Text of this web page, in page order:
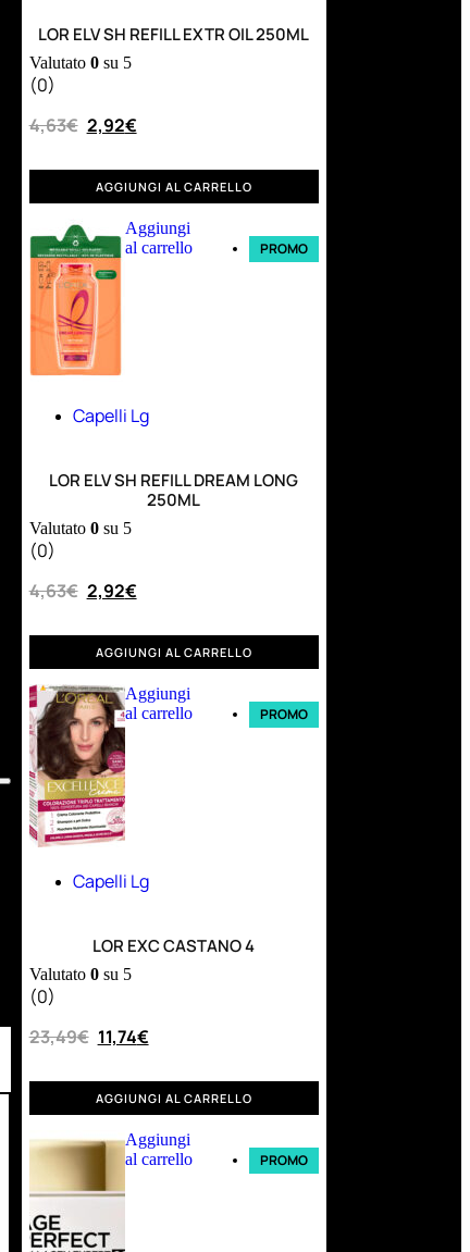
LOR ELV SH REFILL EXTR OIL 250ML
Valutato 0su 5
(0)
4,63€ 2,92€
AGGIUNGI AL CARRELLO
Aggiungi
al carrello
PROMO
Capelli Lg
LOR ELV SH REFILL DREAM LONG
250ML
Valutato 0su 5
(0)
4,63€ 2,92€
AGGIUNGI AL CARRELLO
Aggiungi
al carrello
PROMO
Capelli Lg
LOR EXC CASTANO 4
Valutato 0su 5
(0)
23,49€ 11,74€
AGGIUNGI AL CARRELLO
Aggiungi
al carrello
PROMO